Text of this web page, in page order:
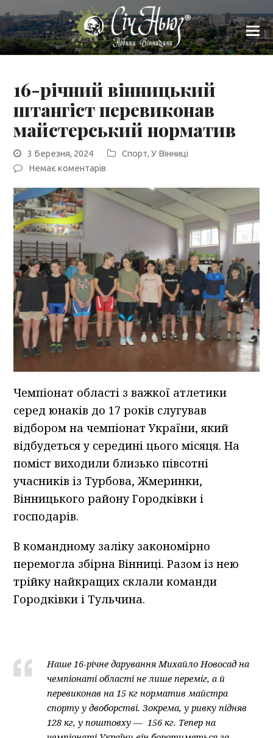
16-річний вінницький
штангіст перевиконав
майстерський норматив
3 Березня, 2024 Спорт,У Вінниці
Немає коментарів
Чемпіонат області з важкої атлетики
серед юнаків до 17 років слугував
відбором на чемпіонат України, який
відбудеться у середині цього місяця. На
поміст виходили близько півсотні
учасників із Турбова, Жмеринки,
Вінницького району Городківки і
господарів.
В командному заліку закономірно
перемогла збірна Вінниці. Разом із нею
трійку найкращих склали команди
Городківки і Тульчина.
Наше 16-річне дарування Михайло Новосад на
чемпіонаті області не лише переміг, а й
перевиконав на 15 кг норматив майстра
спорту у двоборстві. Зокрема, у ривку підняв
128 кг, у поштовху — 156 кг. Тепер на